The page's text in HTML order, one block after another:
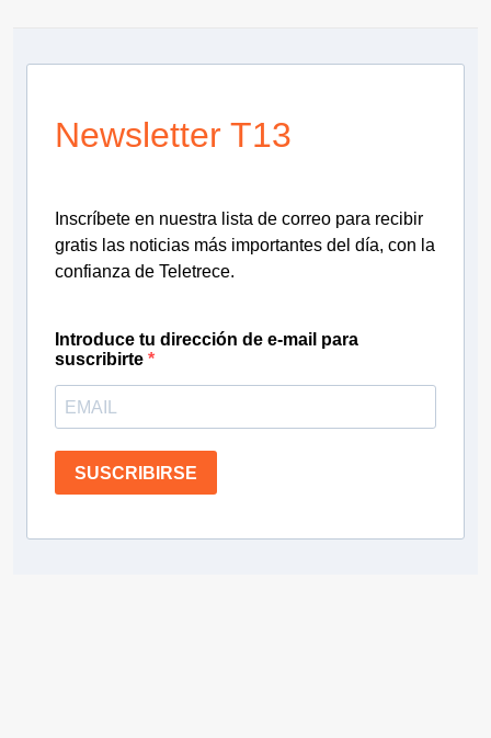
Newsletter T13
Inscríbete en nuestra lista de correo para recibir
gratis las noticias más importantes del día, con la
confianza de Teletrece.
Introduce tu dirección de e-mail para
suscribirte
SUSCRIBIRSE